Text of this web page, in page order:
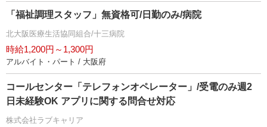
「福祉調理スタッフ」無資格可/日勤のみ/病院
北大阪医療生活協同組合/十三病院
時給1,200円～1,300円
アルバイト・パート / 大阪府
コールセンター「テレフォンオペレーター」/受電のみ週2
日未経験OK アプリに関する問合せ対応
株式会社ラブキャリア